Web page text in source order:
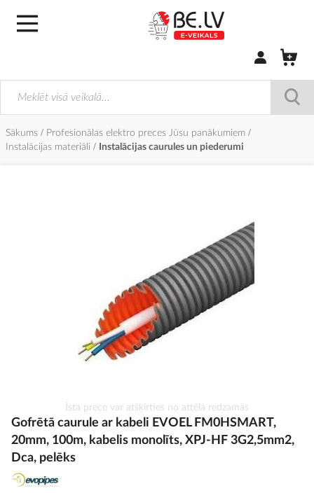
Pierakstīties/
Sākums
Profesionālas elektro preces Jūsu panākumiem
Instalācijas materiāli
Instalācijas caurules un piederumi
uz
galerijas
Īsta prece var atšķirties no attēlā redzamās
Gofrētā caurule ar kabeli EVOEL FM­0H­SMART,
20mm, 100m, kabelis monolīts, XPJ-HF 3G2,5mm2,
Dca, pelēks